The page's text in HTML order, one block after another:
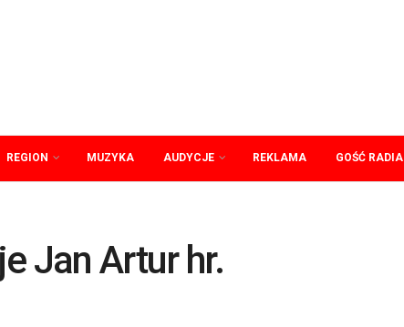
REGION MUZYKA AUDYCJE REKLAMA GOŚĆ RADIA
Jan Artur hr.